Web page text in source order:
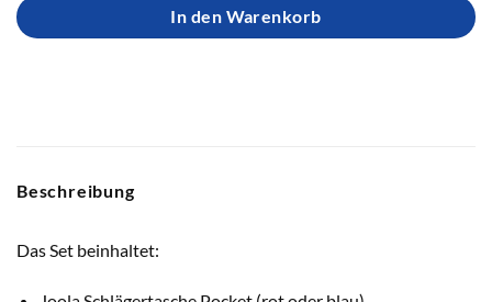
In den Warenkorb
Beschreibung
Das Set beinhaltet: